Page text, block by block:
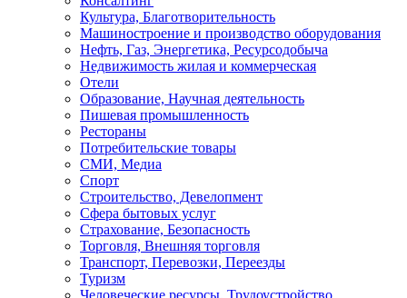
Культура, Благотворительность
Машиностроение и производство оборудования
Нефть, Газ, Энергетика, Ресурсодобыча
Недвижимость жилая и коммерческая
Отели
Образование, Научная деятельность
Пишевая промышленность
Рестораны
Потребительские товары
СМИ, Медиа
Спорт
Строительство, Девелопмент
Сфера бытовых услуг
Страхование, Безопасность
Торговля, Внешняя торговля
Транспорт, Перевозки, Переезды
Туризм
Человеческие ресурсы, Трудоустройство